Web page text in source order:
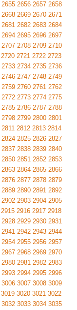
2655 2656 2657 2658
2668 2669 2670 2671
2681 2682 2683 2684
2694 2695 2696 2697
2707 2708 2709 2710
2720 2721 2722 2723
2733 2734 2735 2736
2746 2747 2748 2749
2759 2760 2761 2762
2772 2773 2774 2775
2785 2786 2787 2788
2798 2799 2800 2801
2811 2812 2813 2814
2824 2825 2826 2827
2837 2838 2839 2840
2850 2851 2852 2853
2863 2864 2865 2866
2876 2877 2878 2879
2889 2890 2891 2892
2902 2903 2904 2905
2915 2916 2917 2918
2928 2929 2930 2931
2941 2942 2943 2944
2954 2955 2956 2957
2967 2968 2969 2970
2980 2981 2982 2983
2993 2994 2995 2996
3006 3007 3008 3009
3019 3020 3021 3022
3032 3033 3034 3035